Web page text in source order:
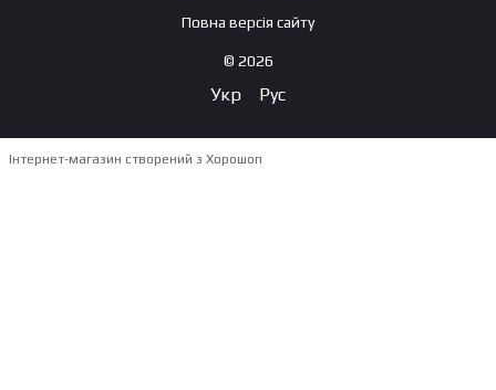
Повна версія сайту
© 2026
Укр Рус
Інтернет-магазин створений з Хорошоп